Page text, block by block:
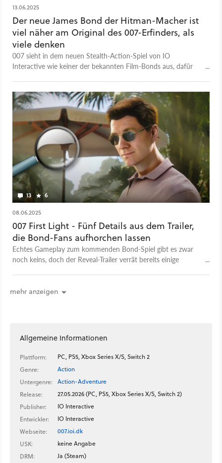
13.06.2025
Der neue James Bond der Hitman-Macher ist
viel näher am Original des 007-Erfinders, als
viele denken
007 sieht in dem neuen Stealth-Action-Spiel von IO
Interactive wie keiner der bekannten Film-Bonds aus, dafür
13 6
08.06.2025
007 First Light - Fünf Details aus dem Trailer,
die Bond-Fans aufhorchen lassen
Echtes Gameplay zum kommenden Bond-Spiel gibt es zwar
noch keins, doch der Reveal-Trailer verrät bereits einige
mehr anzeigen
Allgemeine Informationen
Plattform:
PC, PS5, Xbox Series X/S, Switch 2
Genre:
Action
Untergenre:
Action-Adventure
Release:
27.05.2026 (PC, PS5, Xbox Series X/S, Switch 2)
Publisher:
IO Interactive
Entwickler:
IO Interactive
Webseite:
007.ioi.dk
USK:
keine Angabe
DRM:
Ja (Steam)